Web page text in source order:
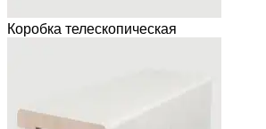
Коробка телескопическая